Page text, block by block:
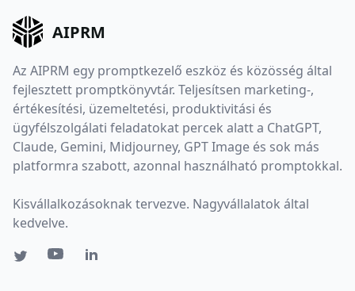
AIPRM
Az AIPRM egy promptkezelő eszköz és közösség által
fejlesztett promptkönyvtár. Teljesítsen marketing-,
értékesítési, üzemeltetési, produktivitási és
ügyfélszolgálati feladatokat percek alatt a ChatGPT,
Claude, Gemini, Midjourney, GPT Image és sok más
platformra szabott, azonnal használható promptokkal.
Kisvállalkozásoknak tervezve. Nagyvállalatok által
kedvelve.